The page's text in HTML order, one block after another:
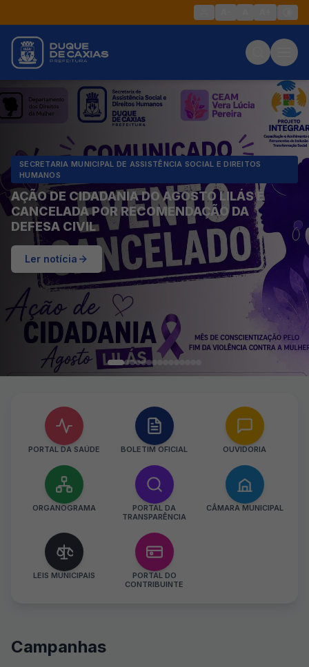
SECRETARIA MUNICIPAL DE ASSISTÊNCIA SOCIAL E DIREITOS
HUMANOS
AÇÃO DE CIDADANIA DO AGOSTO LILÁS É
CANCELADA POR RECOMENDAÇÃO DA
DEFESA CIVIL
Ler notícia
PORTAL DA SAÚDE BOLETIM OFICIAL OUVIDORIA
ORGANOGRAMA
PORTAL DA
TRANSPARÊNCIA
CÂMARA MUNICIPAL
LEIS MUNICIPAIS
PORTAL DO
CONTRIBUINTE
Campanhas